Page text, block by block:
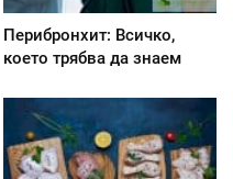
Перибронхит: Всичко,
което трябва да знаем